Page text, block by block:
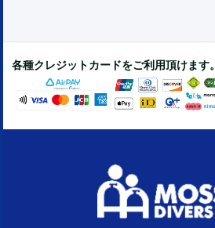
各種クレジットカードをご利用頂けます。